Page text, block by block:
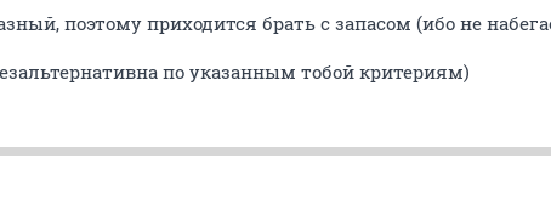
поэтому приходится брать с запасом (ибо не
по указанным тобой критериям)